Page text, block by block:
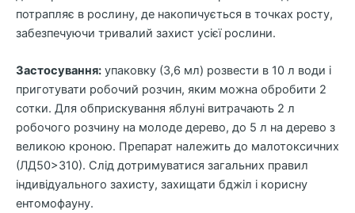
потрапляє в рослину, де накопичується в точках росту,
забезпечуючи тривалий захист усієї рослини.
Застосування: упаковку (3,6 мл) розвести в 10 л води і
приготувати робочий розчин, яким можна обробити 2
сотки. Для обприскування яблуні витрачають 2 л
робочого розчину на молоде дерево, до 5 л на дерево з
великою кроною. Препарат належить до малотоксичних
(ЛД50>310). Слід дотримуватися загальних правил
індивідуального захисту, захищати бджіл і корисну
ентомофауну.